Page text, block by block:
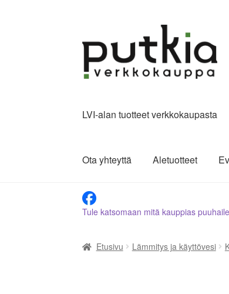
navigointiin
sisältöön
LVI-alan tuotteet verkkokaupasta
Ota yhteyttä Aletuotteet
Tule katsomaan mitä kauppias
Etusivu Lämmitys ja käyttövesi